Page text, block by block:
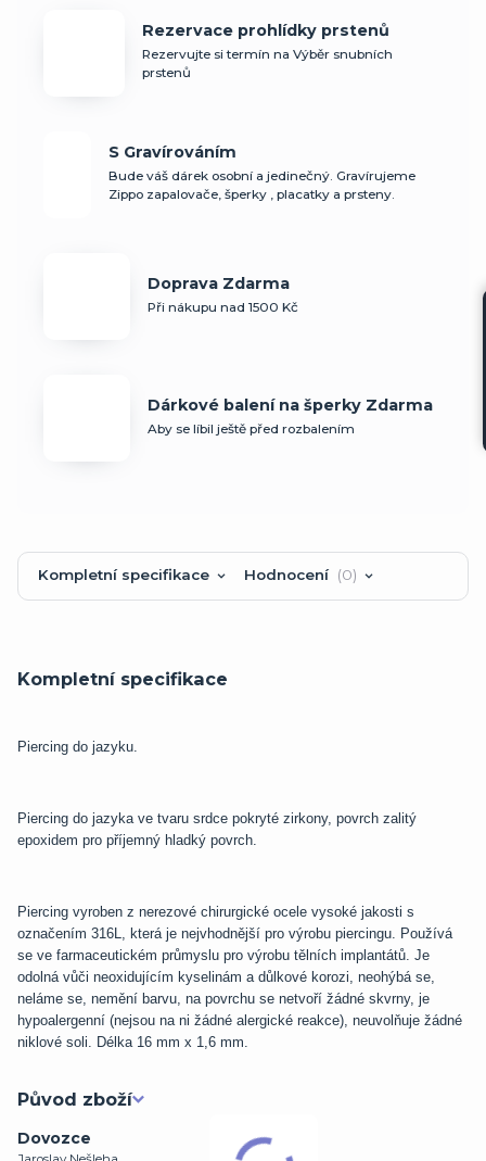
Rezervace prohlídky prstenů
Rezervujte si termín na Výběr snubních
prstenů
S Gravírováním
Bude váš dárek osobní a jedinečný. Gravírujeme
Zippo zapalovače, šperky , placatky a prsteny.
Doprava Zdarma
Při nákupu nad 1500 Kč
Dárkové balení na šperky Zdarma
Aby se líbil ještě před rozbalením
Kompletní specifikace Hodnocení 0
Kompletní specifikace
Piercing do jazyku
Piercing do jazyka ve tvaru srdce pokryté zirkony, povrch zalitý
epoxidem pro příjemný hladký povrch.
Piercing vyroben z nerezové chirurgické ocele vysoké jakosti s
označením 316L, která je nejvhodnější pro výrobu piercingu. Používá
se ve farmaceutickém průmyslu pro výrobu tělních implantátů. Je
odolná vůči neoxidujícím kyselinám a důlkové korozi, neohýbá se,
neláme se, nemění barvu, na povrchu se netvoří žádné skvrny, je
hypoalergenní (nejsou na ni žádné alergické reakce), neuvolňuje žádné
niklové soli. Délka 16 mm x 1,6 mm.
Původ zboží
Dovozce